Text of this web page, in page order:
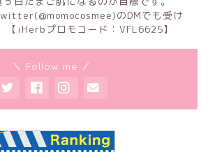
のDMでも受け
【iHerbプロモコード：VFL6625】
＼ Follow me ／